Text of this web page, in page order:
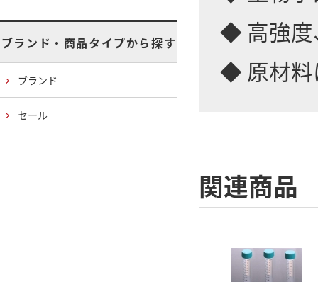
◆ 高強度
◆ 原材料
関連商品
ブランド・商品タイプから探す
ブランド
セール